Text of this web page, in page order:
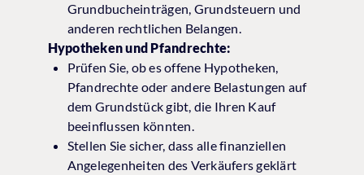
Grundbucheinträgen, Grundsteuern und
anderen rechtlichen Belangen.
Hypotheken und Pfandrechte:
Prüfen Sie, ob es offene Hypotheken,
Pfandrechte oder andere Belastungen auf
dem Grundstück gibt, die Ihren Kauf
beeinflussen könnten.
Stellen Sie sicher, dass alle finanziellen
Angelegenheiten des Verkäufers geklärt